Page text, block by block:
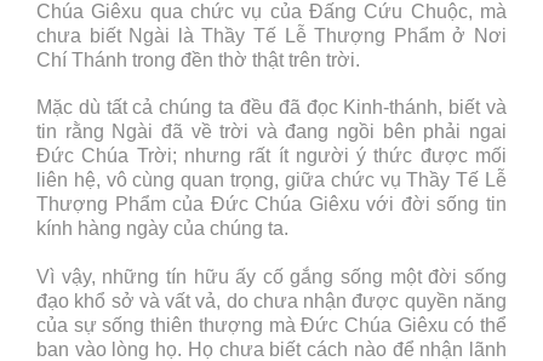
Chúa Giêxu qua chức vụ của Đấng Cứu Chuộc, mà
chưa biết Ngài là Thầy Tế Lễ Thượng Phẩm ở Nơi
Chí Thánh trong đền thờ thật trên trời.
Mặc dù tất cả chúng ta đều đã đọc Kinh-thánh, biết và
tin rằng Ngài đã về trời và đang ngồi bên phải ngai
Đức Chúa Trời; nhưng rất ít người ý thức được mối
liên hệ, vô cùng quan trọng, giữa chức vụ Thầy Tế Lễ
Thượng Phẩm của Đức Chúa Giêxu với đời sống tin
kính hàng ngày của chúng ta.
Vì vậy, những tín hữu ấy cố gắng sống một đời sống
đạo khổ sở và vất vả, do chưa nhận được quyền năng
của sự sống thiên thượng mà Đức Chúa Giêxu có thể
ban vào lòng họ. Họ chưa biết cách nào để nhận lãnh